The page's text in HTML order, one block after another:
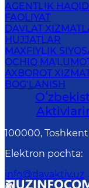
AGENTLIK
FAOLIYAT
DAVLAT
HUJJATLAR
MAXFIYLIK
OCHIQ
AXBOROT
BOG‘LANISH
100000,
Elektron pochta:
info@davaktiv.uz